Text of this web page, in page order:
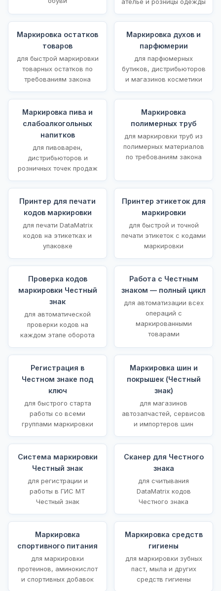
Маркировка остатков
товаров
для быстрой маркировки
товарных остатков по
требованиям закона
Маркировка духов и
парфюмерии
для парфюмерных
бутиков, дистрибьюторов
и магазинов косметики
Маркировка пива и
слабоалкогольных
напитков
для пивоварен,
дистрибьюторов и
розничных точек продаж
Маркировка
полимерных труб
для маркировки труб из
полимерных материалов
по требованиям закона
Принтер для печати
кодов маркировки
для печати DataMatrix
кодов на этикетках и
упаковке
Принтер этикеток для
маркировки
для быстрой и точной
печати этикеток с кодами
маркировки
Проверка кодов
маркировки Честный
знак
для автоматической
проверки кодов на
каждом этапе оборота
Работа с Честным
знаком — полный цикл
для автоматизации всех
операций с
маркированными
товарами
Регистрация в
Честном знаке под
ключ
для быстрого старта
работы со всеми
группами маркировки
Маркировка шин и
покрышек (Честный
знак)
для магазинов
автозапчастей, сервисов
и импортеров шин
Система маркировки
Честный знак
для регистрации и
работы в ГИС МТ
Честный знак
Сканер для Честного
знака
для считывания
DataMatrix кодов
Честного знака
Маркировка
спортивного питания
для маркировки
протеинов, аминокислот
и спортивных добавок
Маркировка средств
гигиены
для маркировки зубных
паст, мыла и других
средств гигиены